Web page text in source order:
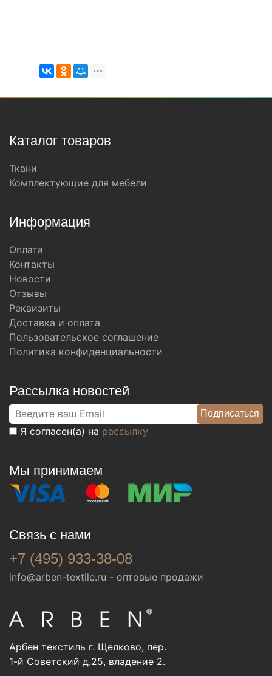
Каталог товаров
Ткани
Комплектующие для мебели
Информация
Оплата
Контакты
Новости
Отзывы
Реквизиты
Доставка и оплата
Пользовательское соглашение
Политика конфиденциальности
Рассылка новостей
Я согласен(а) на рассылку
Мы принимаем
Связь с нами
+7 (495) 933-38-08
info@arben-textile.ru - оптовые продажи
Арбен текстиль г. Щелково, пер.
1-й Советский д.25, владение 2.